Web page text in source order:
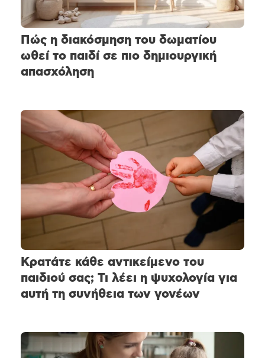
Πώς η διακόσμηση του δωματίου
ωθεί το παιδί σε πιο δημιουργική
απασχόληση
Κρατάτε κάθε αντικείμενο του
παιδιού σας; Τι λέει η ψυχολογία για
αυτή τη συνήθεια των γονέων